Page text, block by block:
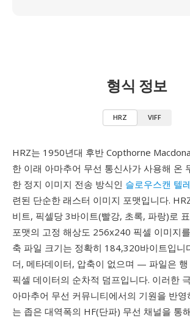
형식 정보
HRZ VIFF
HRZ는 1950년대 후반 Copthorne
한 이래 아마추어 무선 통신사가 사용해 온
한 정지 이미지 전송 방식인 슬로우스캔 텔
련된 단순한 래스터 이미지 포맷입니다.
비트, 픽셀당 3바이트(빨강, 초록, 파랑)로
포맷의 고정 해상도 256x240 픽셀 이미지
축 파일 크기는 정확히 184,320바이트입니
더, 메타데이터, 압축이 없으며 — 파일은 행
픽셀 데이터의 순차적 덤프입니다. 이러한
아마추어 무선 커뮤니티에서의 기원을 반영
는 좁은 대역폭의 HF(단파) 무선 채널을 통